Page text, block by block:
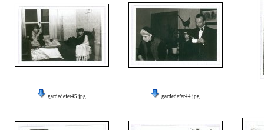
gardedefer45.jpg gardedefer44.jpg